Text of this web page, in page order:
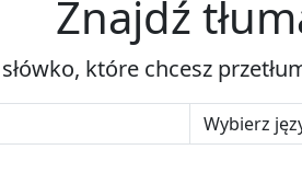
Znajdź
które chcesz